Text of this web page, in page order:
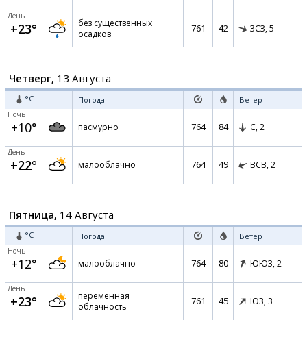
День
+23°
без существенных
осадков
761 42 ЗСЗ, 5
Четверг, 13 Августа
°C Погода Ветер
Ночь
+10° пасмурно 764 84 С, 2
День
+22° малооблачно 764 49 ВСВ, 2
Пятница, 14 Августа
°C Погода Ветер
Ночь
+12° малооблачно 764 80 ЮЮЗ, 2
День
+23°
переменная
облачность
761 45 ЮЗ, 3